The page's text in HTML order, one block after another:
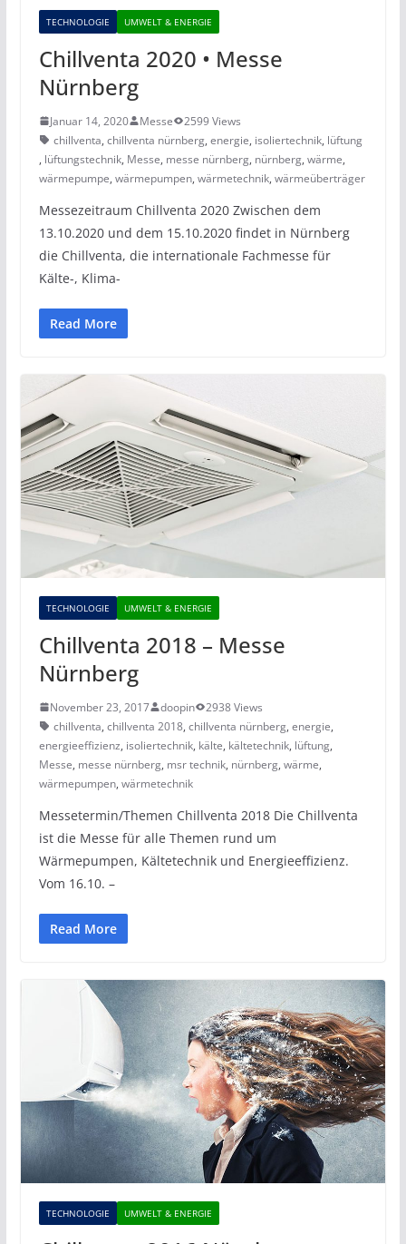
TECHNOLOGIE UMWELT & ENERGIE
Chillventa 2020 • Messe
Nürnberg
Januar 14, 2020 Messe
2599 Views
chillventa, chillventa nürnberg, energie, isoliertechnik, lüftung
, lüftungstechnik, Messe, messe nürnberg, nürnberg, wärme,
wärmepumpe, wärmepumpen, wärmetechnik, wärmeüberträger
Messezeitraum Chillventa 2020 Zwischen dem
13.10.2020 und dem 15.10.2020 findet in Nürnberg
die Chillventa, die internationale Fachmesse für
Kälte-, Klima-
Read More
TECHNOLOGIE UMWELT & ENERGIE
Chillventa 2018 – Messe
Nürnberg
November 23, 2017 doopin
2938 Views
chillventa, chillventa 2018, chillventa nürnberg, energie,
energieeffizienz, isoliertechnik, kälte, kältetechnik, lüftung,
Messe, messe nürnberg, msr technik, nürnberg, wärme,
wärmepumpen, wärmetechnik
Messetermin/Themen Chillventa 2018 Die Chillventa
ist die Messe für alle Themen rund um
Wärmepumpen, Kältetechnik und Energieeffizienz.
Vom 16.10. –
Read More
TECHNOLOGIE UMWELT & ENERGIE